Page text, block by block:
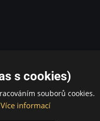
s cookies)
souborů cookies.
Více informací